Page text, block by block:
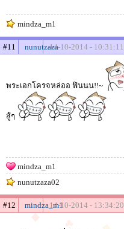
mindza_m1
#11 nunutzaza14-10-2014 - 10:31:11
พระเอกโครจหล่ออ ฟินนน!!~
สู้ๆ
mindza_m1
nunutzaza02
#12 mindza_m114-10-2014 - 13:34:20